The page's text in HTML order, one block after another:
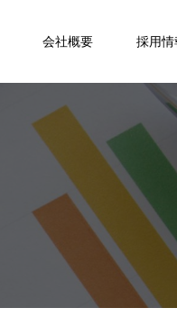
会社概要 採用情